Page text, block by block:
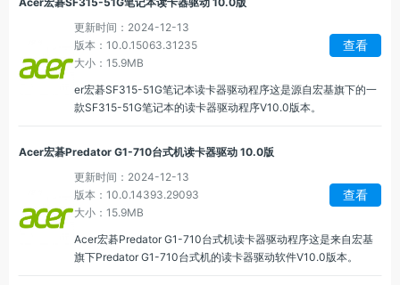
更新时间：2024-12-13
版本：10.0.15063.31235
大小：15.9MB
查看
er宏碁SF315-51G笔记本读卡器驱动程序这是源自宏基旗下的一
款SF315-51G笔记本的读卡器驱动程序V10.0版本。
Acer宏碁Predator G1-710台式机读卡器驱动 10.0版
更新时间：2024-12-13
版本：10.0.14393.29093
大小：15.9MB
查看
Acer宏碁Predator G1-710台式机读卡器驱动程序这是来自宏基
旗下Predator G1-710台式机的读卡器驱动软件V10.0版本。